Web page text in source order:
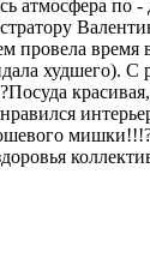
атмосфера
провела время
худшего).